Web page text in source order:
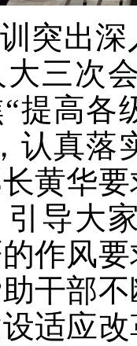
突出
大三次
提高各
认真落
黄华
导大
作风
干部
适应